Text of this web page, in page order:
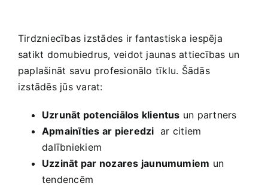
Tirdzniecības izstādes ir fantastiska iespēja
satikt domubiedrus, veidot jaunas attiecības un⁣
paplašināt‍ savu profesionālo tīklu. ‍Šādās‍
izstādēs jūs varat:
Uzrunāt potenciālos klientus un partners
Apmainīties ar pieredzi ⁣ ar citiem
⁢dalībniekiem
Uzzināt par nozares jaunumumiem ​un‌
tendencēm